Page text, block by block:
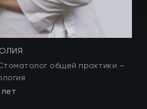
общей практики –